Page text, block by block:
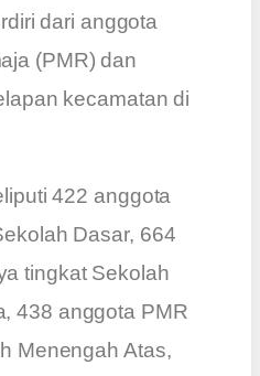
dari anggota
(PMR) dan
kecamatan di
422 anggota
Dasar, 664
tingkat Sekolah
438 anggota PMR
Menengah Atas,